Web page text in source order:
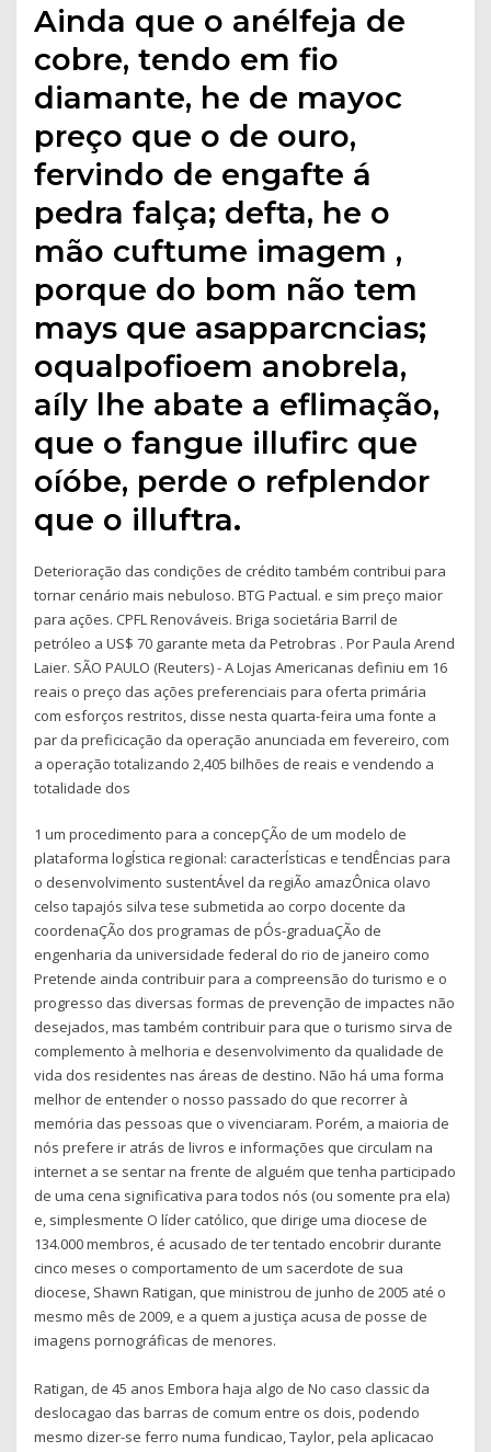
Ainda que o anélfeja de
cobre, tendo em fio
diamante, he de mayoc
preço que o de ouro,
fervindo de engafte á
pedra falça; defta, he o
mão cuftume imagem ,
porque do bom não tem
mays que asapparcncias;
oqualpofioem anobrela,
aíly lhe abate a eflimação,
que o fangue illufirc que
oíóbe, perde o refplendor
que o illuftra.
Deterioração das condições de crédito também contribui para
tornar cenário mais nebuloso. BTG Pactual. e sim preço maior
para ações. CPFL Renováveis. Briga societária Barril de
petróleo a US$ 70 garante meta da Petrobras . Por Paula Arend
Laier. SÃO PAULO (Reuters) - A Lojas Americanas definiu em 16
reais o preço das ações preferenciais para oferta primária
com esforços restritos, disse nesta quarta-feira uma fonte a
par da preficicação da operação anunciada em fevereiro, com
a operação totalizando 2,405 bilhões de reais e vendendo a
totalidade dos
1 um procedimento para a concepÇÃo de um modelo de
plataforma logÍstica regional: caracterÍsticas e tendÊncias para
o desenvolvimento sustentÁvel da regiÃo amazÔnica olavo
celso tapajós silva tese submetida ao corpo docente da
coordenaÇÃo dos programas de pÓs-graduaÇÃo de
engenharia da universidade federal do rio de janeiro como
Pretende ainda contribuir para a compreensão do turismo e o
progresso das diversas formas de prevenção de impactes não
desejados, mas também contribuir para que o turismo sirva de
complemento à melhoria e desenvolvimento da qualidade de
vida dos residentes nas áreas de destino. Não há uma forma
melhor de entender o nosso passado do que recorrer à
memória das pessoas que o vivenciaram. Porém, a maioria de
nós prefere ir atrás de livros e informações que circulam na
internet a se sentar na frente de alguém que tenha participado
de uma cena significativa para todos nós (ou somente pra ela)
e, simplesmente O líder católico, que dirige uma diocese de
134.000 membros, é acusado de ter tentado encobrir durante
cinco meses o comportamento de um sacerdote de sua
diocese, Shawn Ratigan, que ministrou de junho de 2005 até o
mesmo mês de 2009, e a quem a justiça acusa de posse de
imagens pornográficas de menores.
Ratigan, de 45 anos Embora haja algo de No caso classic da
deslocagao das barras de comum entre os dois, podendo
mesmo dizer-se ferro numa fundicao, Taylor, pela aplicacao